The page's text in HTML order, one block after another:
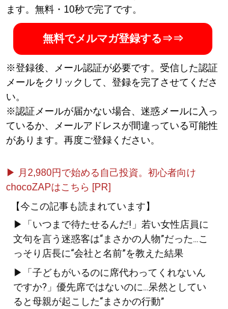
記事一覧へ
ます。無料・10秒で完了です。
無料でメルマガ登録する⇒⇒
※登録後、メール認証が必要です。受信した認証
メールをクリックして、登録を完了させてくださ
い。
※認証メールが届かない場合、迷惑メールに入っ
ているか、メールアドレスが間違っている可能性
があります。再度ご登録ください。
▶ 月2,980円で始める自己投資。初心者向け
chocoZAPはこちら [PR]
【今この記事も読まれています】
▶「いつまで待たせるんだ!」若い女性店員に
文句を言う迷惑客は“まさかの人物”だった...こ
っそり店長に“会社と名前”を教えた結果
▶「子どもがいるのに席代わってくれないん
ですか?」優先席ではないのに...呆然としてい
ると母親が起こした“まさかの行動”